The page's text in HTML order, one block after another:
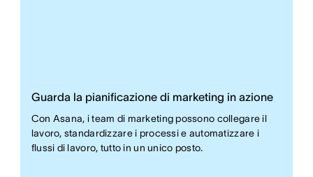
Guarda la pianificazione di marketing in azione
Con Asana, i team di marketing possono collegare il
lavoro, standardizzare i processi e automatizzare i
flussi di lavoro, tutto in un unico posto.